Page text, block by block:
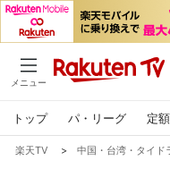
メニュー
トップ パ・リーグ 定
楽天TV > 中国・台湾・タイド